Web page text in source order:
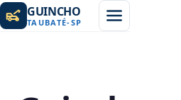
GUINCHO
TAUBATÉ-SP